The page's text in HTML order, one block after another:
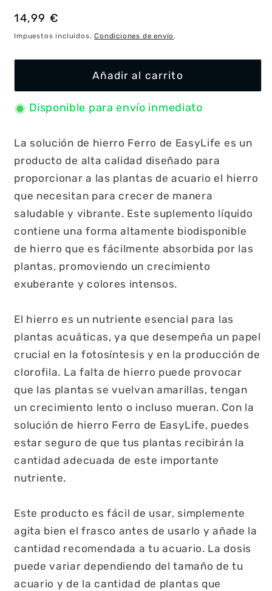
Precio
habitual
14,99 €
Impuestos incluidos.Condiciones de envío.
Añadir al carrito
Disponible para envío inmediato
La solución de hierro Ferro de EasyLife es un
producto de alta calidad diseñado para
proporcionar a las plantas de acuario el hierro
que necesitan para crecer de manera
saludable y vibrante. Este suplemento líquido
contiene una forma altamente biodisponible
de hierro que es fácilmente absorbida por las
plantas, promoviendo un crecimiento
exuberante y colores intensos.
El hierro es un nutriente esencial para las
plantas acuáticas, ya que desempeña un papel
crucial en la fotosíntesis y en la producción de
clorofila. La falta de hierro puede provocar
que las plantas se vuelvan amarillas, tengan
un crecimiento lento o incluso mueran. Con la
solución de hierro Ferro de EasyLife, puedes
estar seguro de que tus plantas recibirán la
cantidad adecuada de este importante
nutriente.
Este producto es fácil de usar, simplemente
agita bien el frasco antes de usarlo y añade la
cantidad recomendada a tu acuario. La dosis
puede variar dependiendo del tamaño de tu
acuario y de la cantidad de plantas que